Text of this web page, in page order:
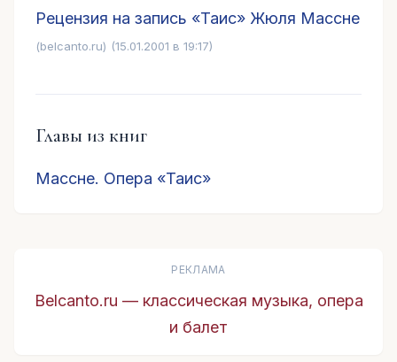
Рецензия на запись «Таис» Жюля Массне
(belcanto.ru) (15.01.2001 в 19:17)
Главы из книг
Массне. Опера «Таис»
РЕКЛАМА
Belcanto.ru — классическая музыка, опера
и балет